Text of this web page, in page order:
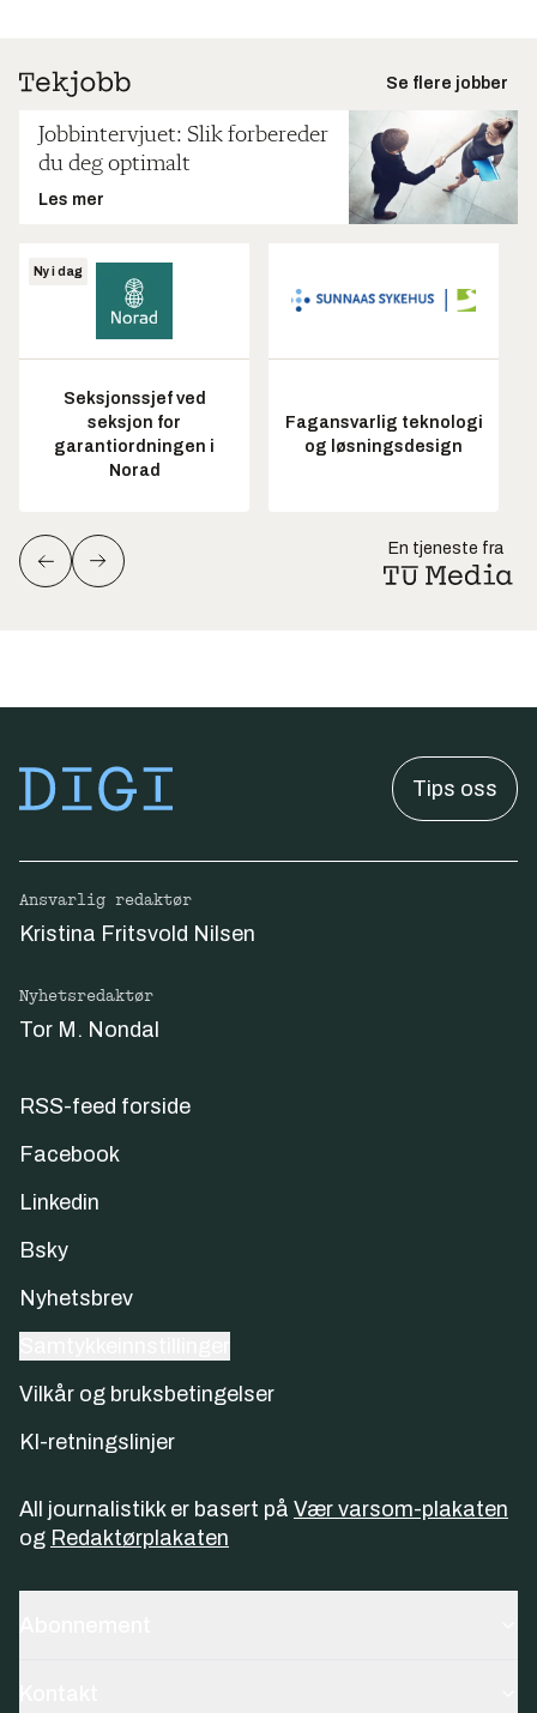
Se flere jobber
Jobbintervjuet: Slik forbereder
du deg optimalt
Les mer
Ny i dag
Seksjonssjef ved
seksjon for
garantiordningen i
Norad
Fagansvarlig teknologi
og løsningsdesign
En tjeneste fra
Tips oss
Ansvarlig redaktør
Kristina Fritsvold Nilsen
Nyhetsredaktør
Tor M. Nondal
RSS-feed forside
Facebook
Linkedin
Bsky
Nyhetsbrev
Vilkår og bruksbetingelser
KI-retningslinjer
All journalistikk er basert på Vær varsom-plakaten
og Redaktørplakaten